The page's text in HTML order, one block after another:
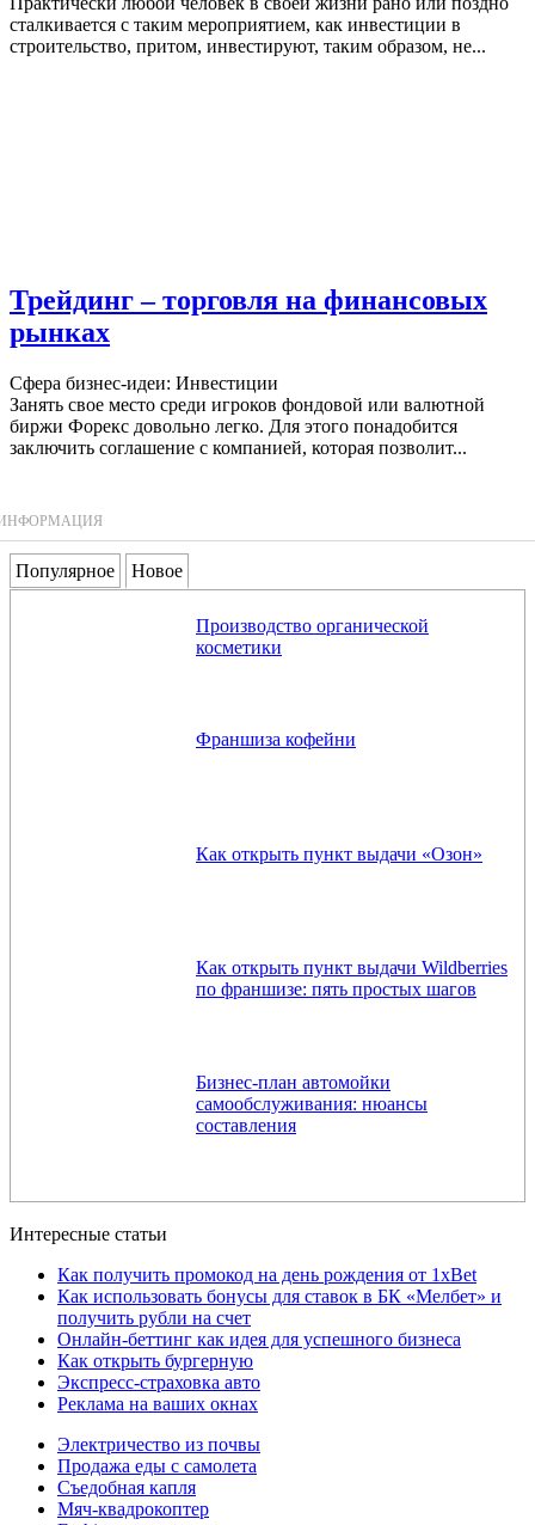
сталкивается с таким мероприятием, как инвестиции в
строительство, притом, инвестируют, таким образом, не...
Трейдинг – торговля на финансовых
рынках
Сфера бизнес-идеи: Инвестиции
Занять свое место среди игроков фондовой или валютной
биржи Форекс довольно легко. Для этого понадобится
заключить соглашение с компанией, которая позволит...
Популярное Новое
Производство органической
косметики
Франшиза кофейни
Как открыть пункт выдачи «Озон»
Как открыть пункт выдачи Wildberries
по франшизе: пять простых шагов
Бизнес-план автомойки
самообслуживания: нюансы
составления
Интересные статьи
Как получить промокод на день рождения от 1xBet
Как использовать бонусы для ставок в БК «Мелбет» и
получить рубли на счет
Онлайн-беттинг как идея для успешного бизнеса
Как открыть бургерную
Экспресс-страховка авто
Реклама на ваших окнах
Электричество из почвы
Продажа еды с самолета
Съедобная капля
Мяч-квадрокоптер